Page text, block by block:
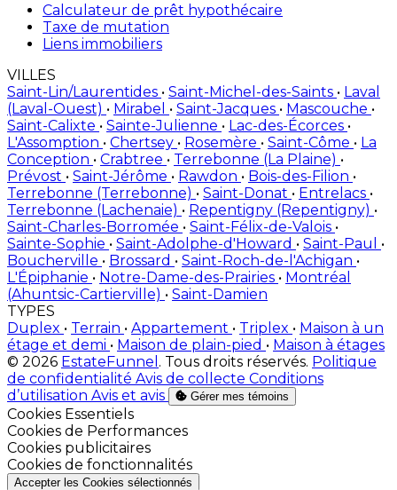
Calculateur de prêt hypothécaire
Taxe de mutation
Liens immobiliers
VILLES
Saint-Lin/Laurentides • Saint-Michel-des-Saints • Laval
(Laval-Ouest) • Mirabel • Saint-Jacques • Mascouche •
Saint-Calixte • Sainte-Julienne • Lac-des-Écorces •
L'Assomption • Chertsey • Rosemère • Saint-Côme • La
Conception • Crabtree • Terrebonne (La Plaine) •
Prévost • Saint-Jérôme • Rawdon • Bois-des-Filion •
Terrebonne (Terrebonne) • Saint-Donat • Entrelacs •
Terrebonne (Lachenaie) • Repentigny (Repentigny) •
Saint-Charles-Borromée • Saint-Félix-de-Valois •
Sainte-Sophie • Saint-Adolphe-d'Howard • Saint-Paul •
Boucherville • Brossard • Saint-Roch-de-l'Achigan •
L'Épiphanie • Notre-Dame-des-Prairies • Montréal
(Ahuntsic-Cartierville) • Saint-Damien
TYPES
Duplex • Terrain • Appartement • Triplex • Maison à un
étage et demi • Maison de plain-pied • Maison à étages
© 2026 EstateFunnel . Tous droits réservés. Politique
de confidentialité Avis de collecte Conditions
d’utilisation Avis et avis Gérer mes témoins
Activer
Cookies Essentiels
Activer
Cookies de Performances
Activer
Cookies publicitaires
Activer
Cookies de fonctionnalités
Accepter les Cookies sélectionnés